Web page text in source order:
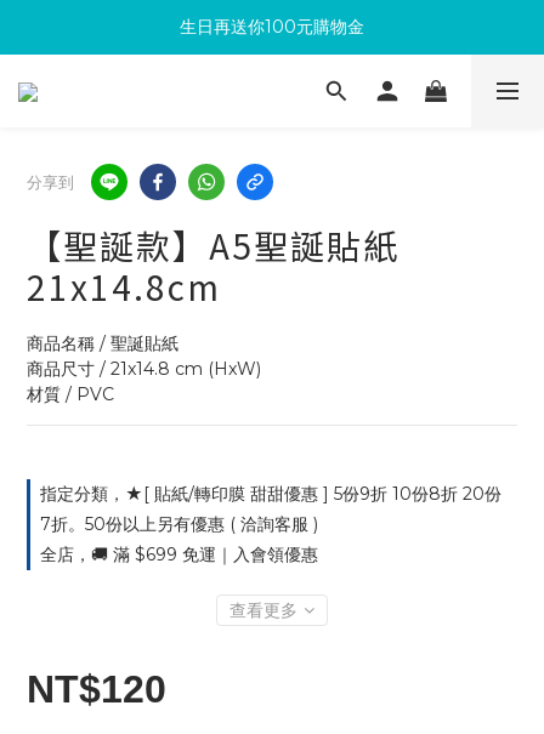
滿300回饋10%購物金
生日再送你100元購物金
加入成為新會員 馬上領取50元購物金
分享到
【聖誕款】A5聖誕貼紙
21x14.8cm
商品名稱 / 聖誕貼紙
商品尺寸 / 21x14.8 cm (HxW)
材質 / PVC
指定分類，★[ 貼紙/轉印膜 甜甜優惠 ] 5份9折 10份8折 20份
7折。50份以上另有優惠 ( 洽詢客服 )
全店，🚚 滿 $699 免運｜入會領優惠
查看更多
NT$120